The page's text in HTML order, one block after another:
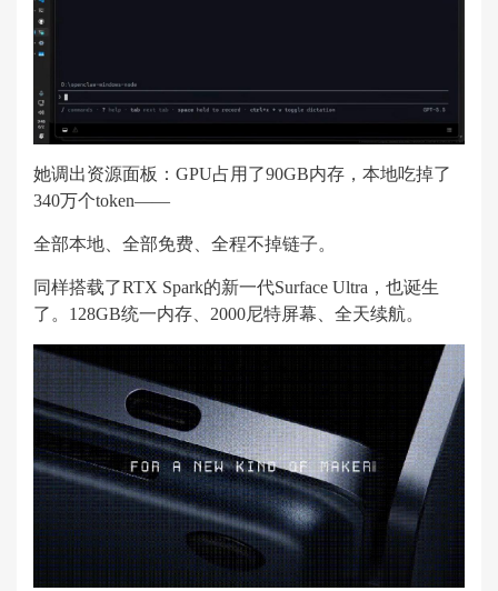
她调出资源面板：GPU占用了90GB内存，本地吃掉了
340万个token——
全部本地、全部免费、全程不掉链子。
同样搭载了RTX Spark的新一代Surface Ultra，也诞生
了。128GB统一内存、2000尼特屏幕、全天续航。